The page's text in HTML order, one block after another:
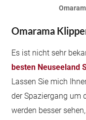
Omarama
Es ist nicht sehr
besten Neuseeland
Lassen Sie mich
der Spaziergang um
werden besser